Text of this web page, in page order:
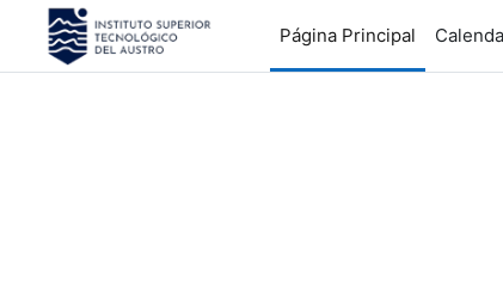
Salta al contenido principal
Página Principal